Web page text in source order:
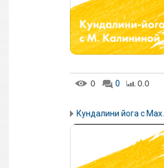
0 0 0.0
Кундалини йога с Мах...